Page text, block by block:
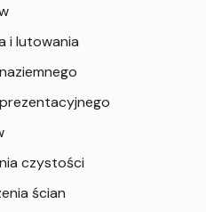
i lutowania
czystości
ścian